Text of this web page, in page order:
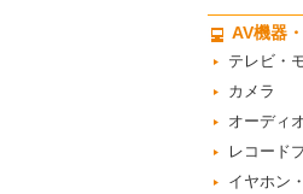
AV機器
テレビ・
カメラ
オーディ
レコード
イヤホン